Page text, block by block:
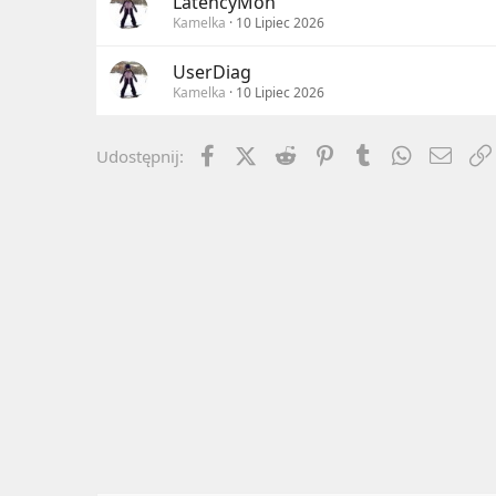
Kamelka 10 Lipiec 2026
UserDiag
Kamelka 10 Lipiec 2026
Udostępnij: FacebookX (Twitter)
Reddit PinterestTumblrWhatsApp
Email